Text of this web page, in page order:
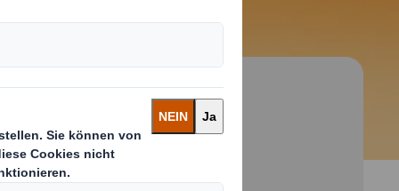
and next buttons to move between slides. Only